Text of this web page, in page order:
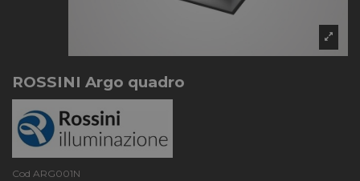
ROSSINI Argo quadro
Cod ARG001N